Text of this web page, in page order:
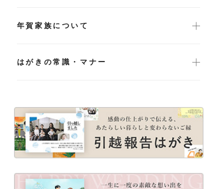
年賀家族について
はがきの常識・マナー